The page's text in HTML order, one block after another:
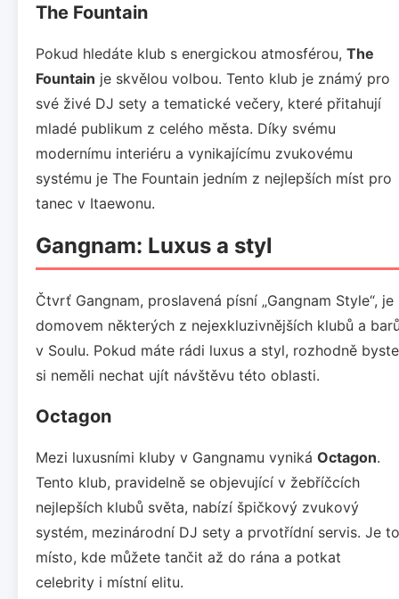
The Fountain
Pokud hledáte klub s energickou atmosférou, The
Fountain je skvělou volbou. Tento klub je známý pro
své živé DJ sety a tematické večery, které přitahují
mladé publikum z celého města. Díky svému
modernímu interiéru a vynikajícímu zvukovému
systému je The Fountain jedním z nejlepších míst pro
tanec v Itaewonu.
Gangnam: Luxus a styl
Čtvrť Gangnam, proslavená písní „Gangnam Style“, je
domovem některých z nejexkluzivnějších klubů a
v Soulu. Pokud máte rádi luxus a styl, rozhodně byste
si neměli nechat ujít návštěvu této oblasti.
Octagon
Mezi luxusními kluby v Gangnamu vyniká Octagon.
Tento klub, pravidelně se objevující v žebříčcích
nejlepších klubů světa, nabízí špičkový zvukový
systém, mezinárodní DJ sety a prvotřídní servis. Je to
místo, kde můžete tančit až do rána a potkat
celebrity i místní elitu.